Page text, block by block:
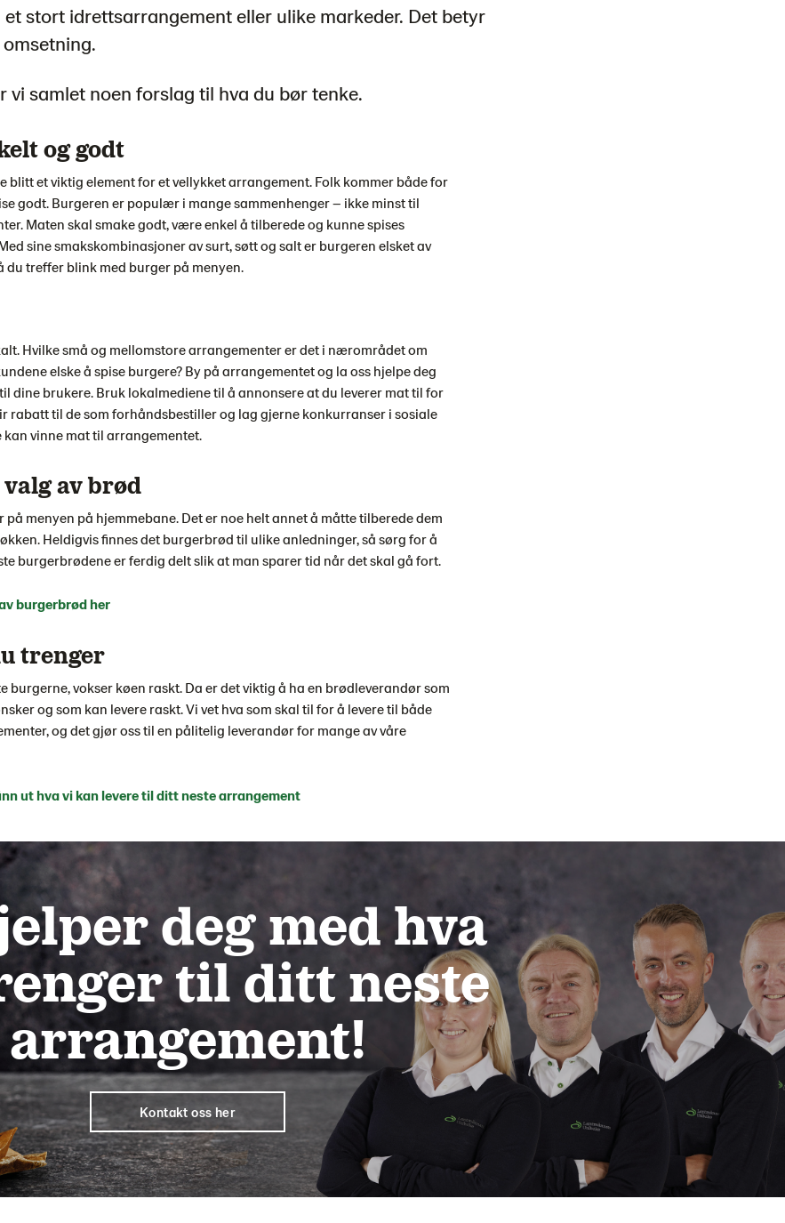
et stort idrettsarrangement eller ulike markeder. Det betyr
vi samlet noen forslag til hva du bør tenke.
og godt
blitt et viktig element for et vellykket arrangement. Folk kommer både for
godt. Burgeren er populær i mange sammenhenger – ikke minst til
Maten skal smake godt, være enkel å tilberede og kunne spises
sine smakskombinasjoner av surt, søtt og salt er burgeren elsket av
du treffer blink med burger på menyen.
Hvilke små og mellomstore arrangementer er det i nærområdet om
elske å spise burgere? By på arrangementet og la oss hjelpe deg
dine brukere. Bruk lokalmediene til å annonsere at du leverer mat til for
rabatt til de som forhåndsbestiller og lag gjerne konkurranser i sosiale
kan vinne mat til arrangementet.
av brød
på menyen på hjemmebane. Det er noe helt annet å måtte tilberede dem
Heldigvis finnes det burgerbrød til ulike anledninger, så sørg for å
burgerbrødene er ferdig delt slik at man sparer tid når det skal gå fort.
burgerbrød her
trenger
burgerne, vokser køen raskt. Da er det viktig å ha en brødleverandør som
og som kan levere raskt. Vi vet hva som skal til for å levere til både
og det gjør oss til en pålitelig leverandør for mange av våre
ut hva vi kan levere til ditt neste arrangement
deg med hva
til ditt neste
arrangement!
Kontakt oss her